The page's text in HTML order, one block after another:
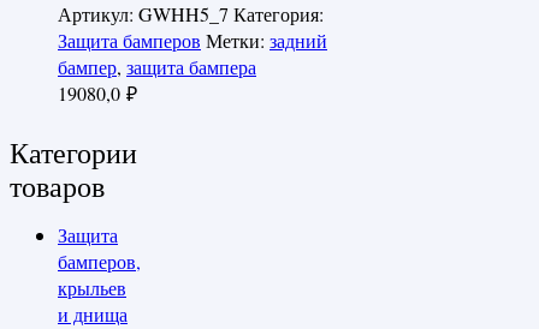
Артикул: GWHH5_7 Категория:
Защита бамперов Метки: задний
бампер, защита бампера
19080,0 ₽
Категории
товаров
Защита
бамперов,
крыльев
и днища